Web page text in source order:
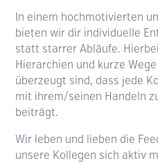
In einem hochmotivierten
bieten wir dir individuelle
statt starrer Abläufe.
Hierarchien und kurze
überzeugt sind, dass jede
mit ihrem/seinen Handeln
beiträgt.
Wir leben und lieben die
unsere Kollegen sich aktiv